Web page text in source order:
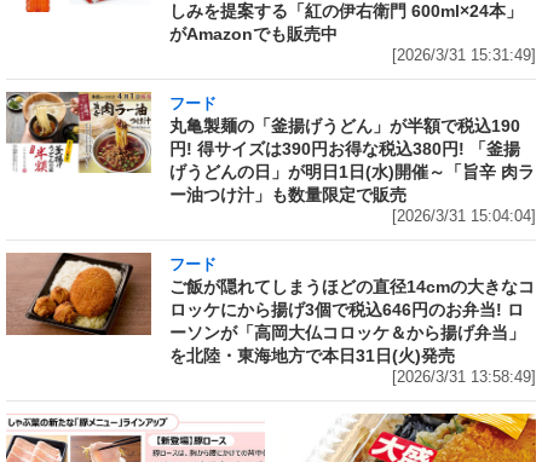
しみを提案する「紅の伊右衛門 600ml×24本」
がAmazonでも販売中
[2026/3/31 15:31:49]
フード
丸亀製麺の「釜揚げうどん」が半額で税込190
円! 得サイズは390円お得な税込380円! 「釜揚
げうどんの日」が明日1日(水)開催～「旨辛 肉ラ
ー油つけ汁」も数量限定で販売
[2026/3/31 15:04:04]
フード
ご飯が隠れてしまうほどの直径14cmの大きなコ
ロッケにから揚げ3個で税込646円のお弁当! ロ
ーソンが「高岡大仏コロッケ＆から揚げ弁当」
を北陸・東海地方で本日31日(火)発売
[2026/3/31 13:58:49]